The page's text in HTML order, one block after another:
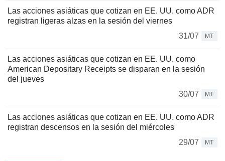
Las acciones asiáticas que cotizan en EE. UU. como ADR
registran ligeras alzas en la sesión del viernes
31/07
MT
Las acciones asiáticas que cotizan en EE. UU. como
American Depositary Receipts se disparan en la sesión
del jueves
30/07
MT
Las acciones asiáticas que cotizan en EE. UU. como ADR
registran descensos en la sesión del miércoles
29/07
MT